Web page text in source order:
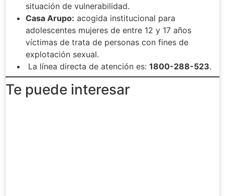
situación de vulnerabilidad.
Casa Arupo: acogida institucional para
adolescentes mujeres de entre 12 y 17 años
víctimas de trata de personas con fines de
explotación sexual.
La línea directa de atención es: 1800-288-523.
Te puede interesar